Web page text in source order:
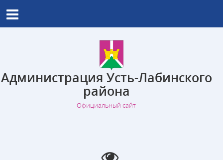
Администрация Усть-Лабинского
района
Официальный сайт